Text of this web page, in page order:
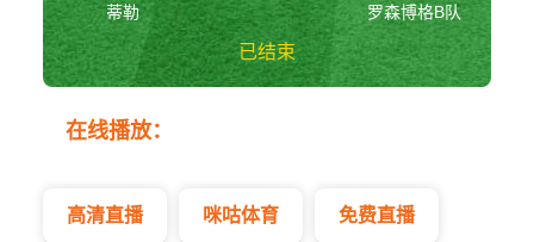
蒂勒
已结束
罗森博格B队
在线播放：
高清直播 咪咕体育 免费直播